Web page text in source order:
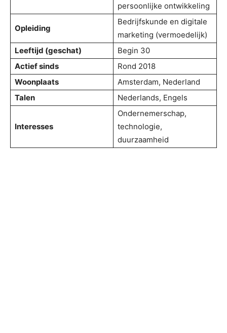
persoonlijke ontwikkeling
Opleiding
Bedrijfskunde en digitale
marketing (vermoedelijk)
Leeftijd (geschat)
Begin 30
Actief sinds
Rond 2018
Woonplaats
Amsterdam, Nederland
Talen
Nederlands, Engels
Interesses
Ondernemerschap,
technologie,
duurzaamheid